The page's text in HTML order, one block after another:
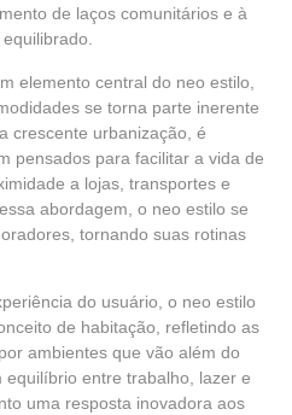
de laços comunitários e à
elemento central do neo estilo,
se torna parte inerente
crescente urbanização, é
pensados para facilitar a vida de
a lojas, transportes e
abordagem, o neo estilo se
tornando suas rotinas
do usuário, o neo estilo
de habitação, refletindo as
ambientes que vão além do
equilíbrio entre trabalho, lazer e
uma resposta inovadora aos